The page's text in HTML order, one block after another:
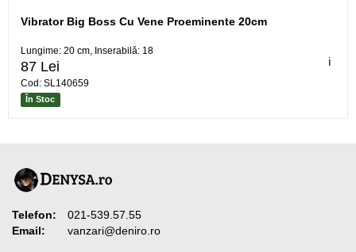
ℹ️
Vibrator Big Boss Cu Vene Proeminente 20cm
Lungime: 20 cm, Inserabilă: 18
87 Lei
Cod: SL140659
În Stoc
Telefon:
021-539.57.55
Email:
vanzari@deniro.ro